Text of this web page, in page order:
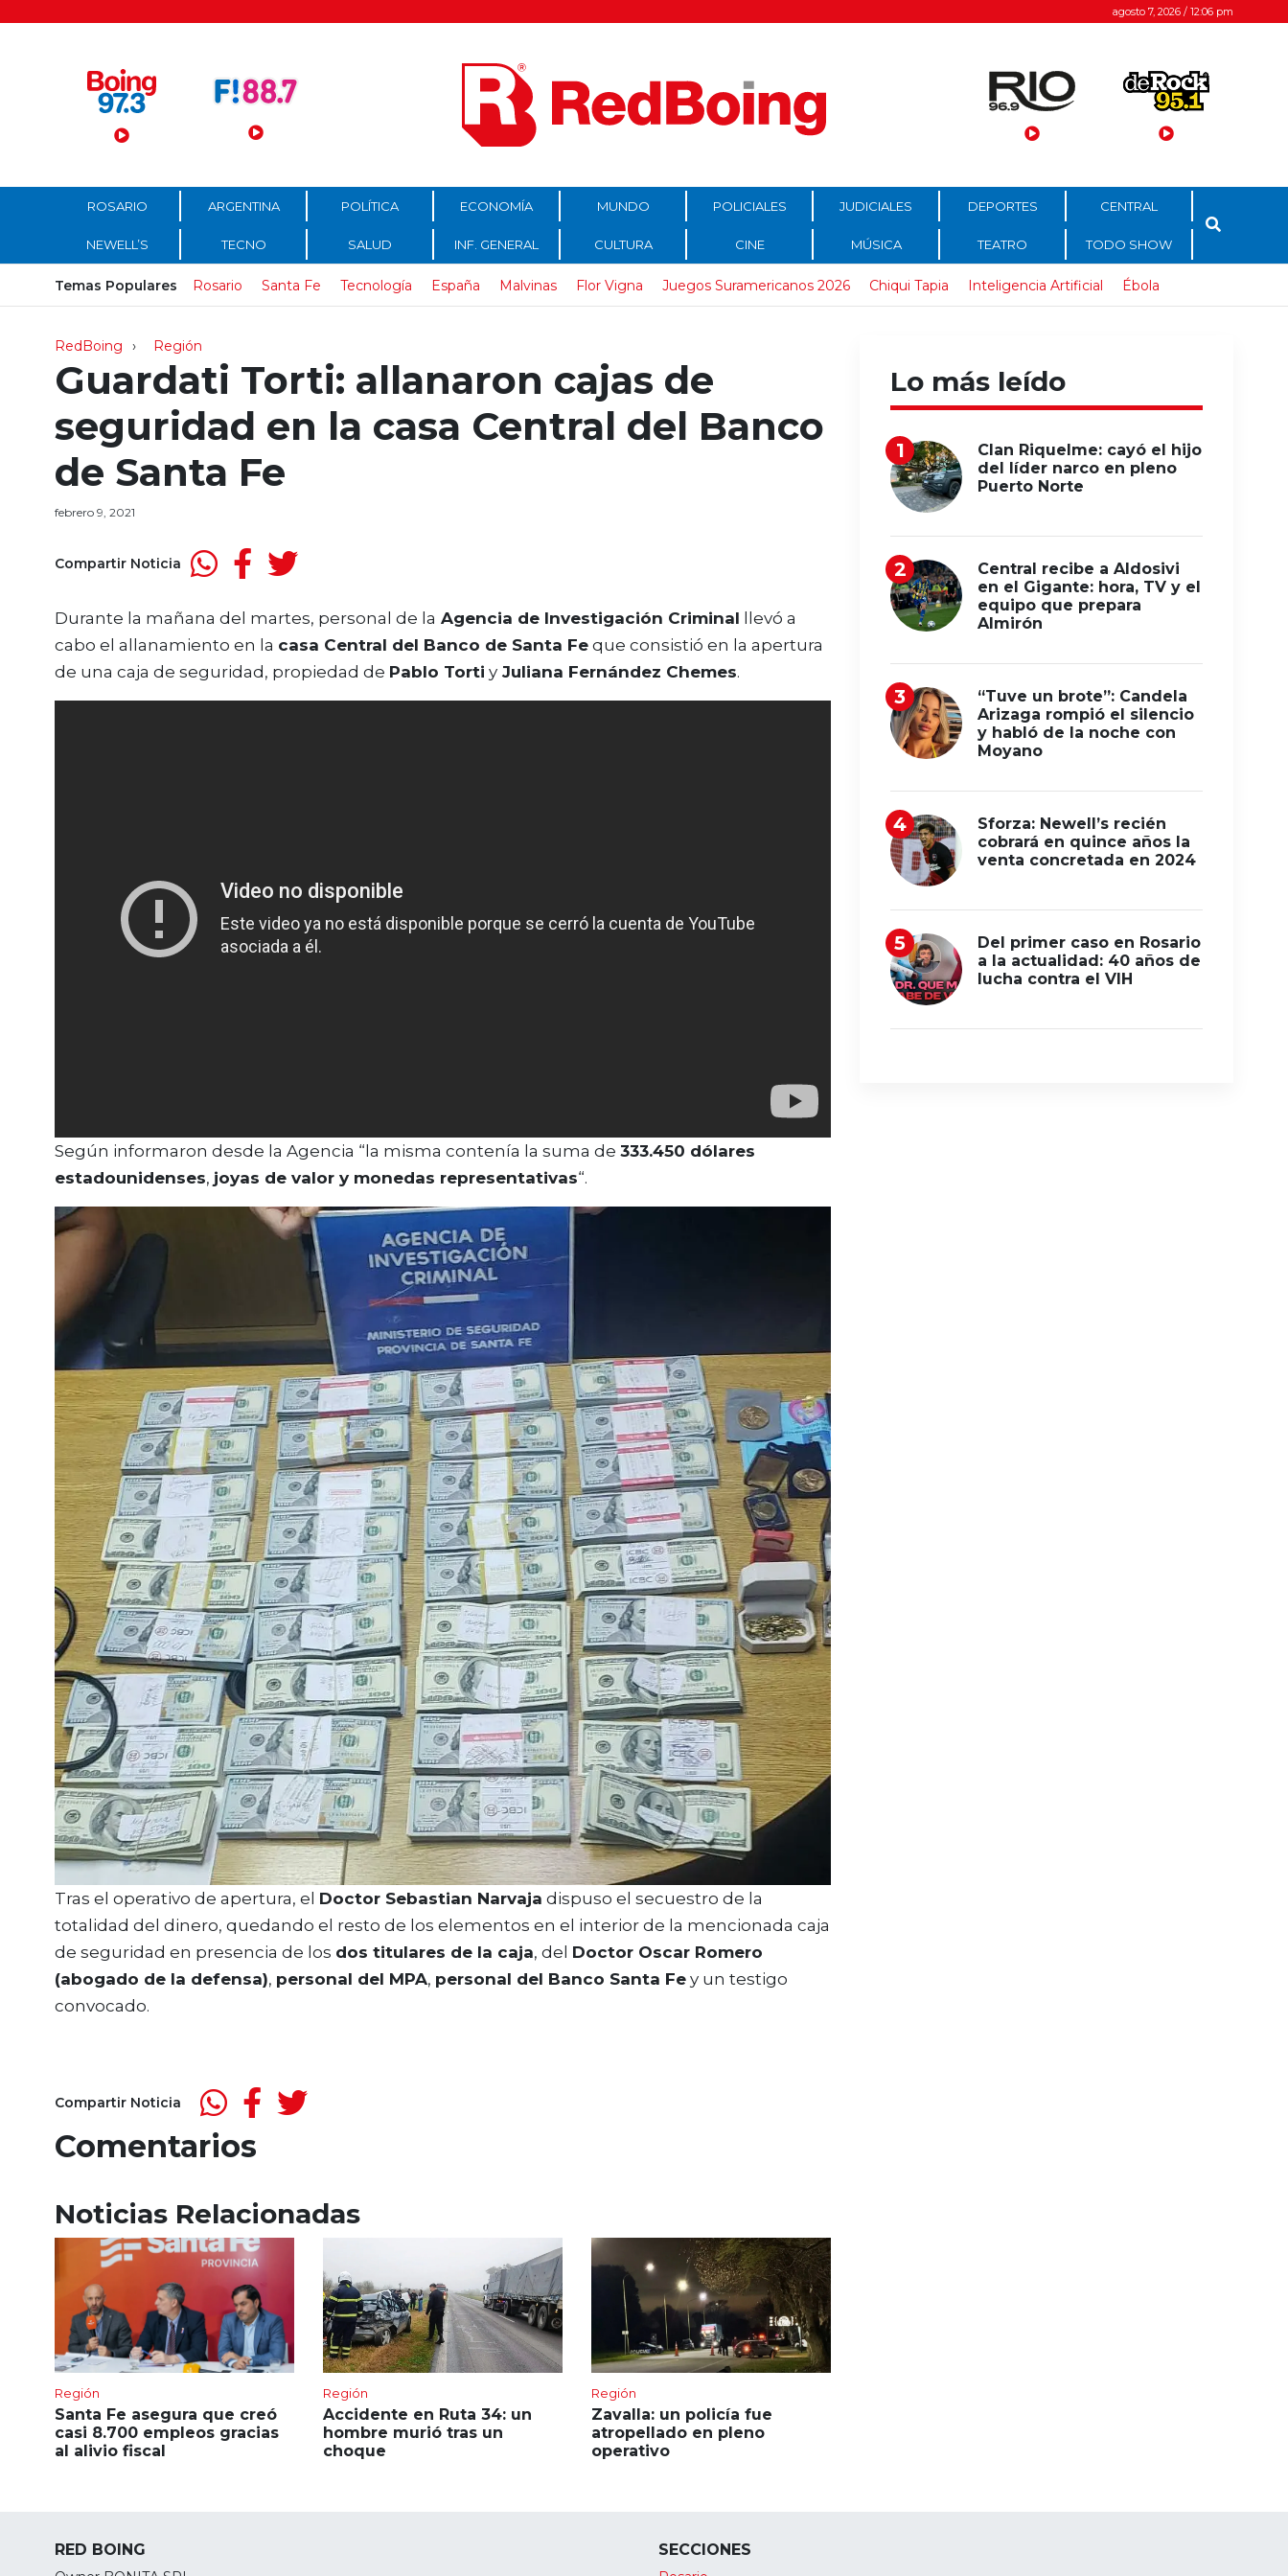
Menú Principal agosto 7, 2026 / 12:06 pm
ROSARIO ARGENTINA POLÍTICA ECONOMÍA MUNDO POLICIALES JUDICIALES DEPORTES CENTRAL
NEWELL’S TECNO SALUD INF. GENERAL CULTURA CINE MÚSICA TEATRO TODO SHOW
Temas Populares Rosario Santa Fe Tecnología España Malvinas Flor Vigna Juegos Suramericanos 2026 Chiqui Tapia Inteligencia Artificial Ébola
RedBoing Región
Guardati Torti: allanaron cajas de
seguridad en la casa Central del Banco
de Santa Fe
febrero 9, 2021
Compartir Noticia
Durante la mañana del martes, personal de la Agencia de Investigación Criminal llevó a
cabo el allanamiento en la casa Central del Banco de Santa Fe que consistió en la apertura
de una caja de seguridad, propiedad de Pablo Torti y Juliana Fernández Chemes.
Según informaron desde la Agencia “la misma contenía la suma de 333.450 dólares
estadounidenses, joyas de valor y monedas representativas“.
Tras el operativo de apertura, el Doctor Sebastian Narvaja dispuso el secuestro de la
totalidad del dinero, quedando el resto de los elementos en el interior de la mencionada caja
de seguridad en presencia de los dos titulares de la caja, del Doctor Oscar Romero
(abogado de la defensa), personal del MPA, personal del Banco Santa Fe y un testigo
convocado.
Compartir Noticia
Comentarios
Noticias Relacionadas
Región
Santa Fe asegura que creó
casi 8.700 empleos gracias
al alivio fiscal
Región
Accidente en Ruta 34: un
hombre murió tras un
choque
Región
Zavalla: un policía fue
atropellado en pleno
operativo
Lo más leído
Clan Riquelme: cayó el hijo
del líder narco en pleno
Puerto Norte
Central recibe a Aldosivi
en el Gigante: hora, TV y el
equipo que prepara
Almirón
“Tuve un brote”: Candela
Arizaga rompió el silencio
y habló de la noche con
Moyano
Sforza: Newell’s recién
cobrará en quince años la
venta concretada en 2024
Del primer caso en Rosario
a la actualidad: 40 años de
lucha contra el VIH
RED BOING SECCIONES